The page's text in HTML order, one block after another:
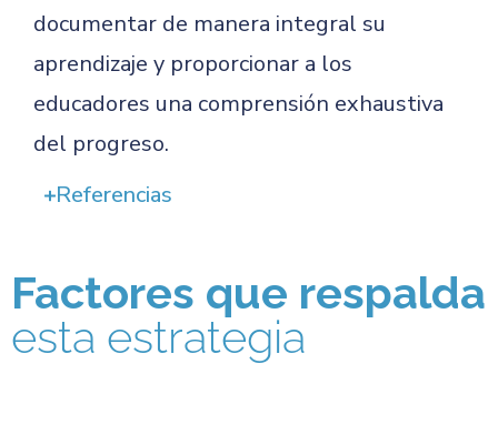
documentar de manera integral su
aprendizaje y proporcionar a los
educadores una comprensión exhaustiva
del progreso.
Referencias
Factores que respalda
esta estrategia